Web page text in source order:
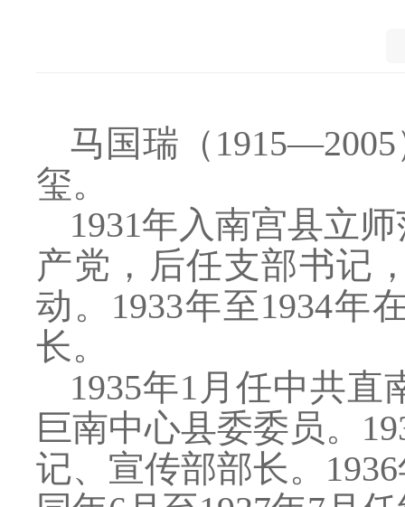
马国瑞（
玺。
1931年入南宫县立
产党，后任支部书记
动。1933年至1934年
长。
1935年1月任中共直
巨南中心县委委员。
记、宣传部部长。